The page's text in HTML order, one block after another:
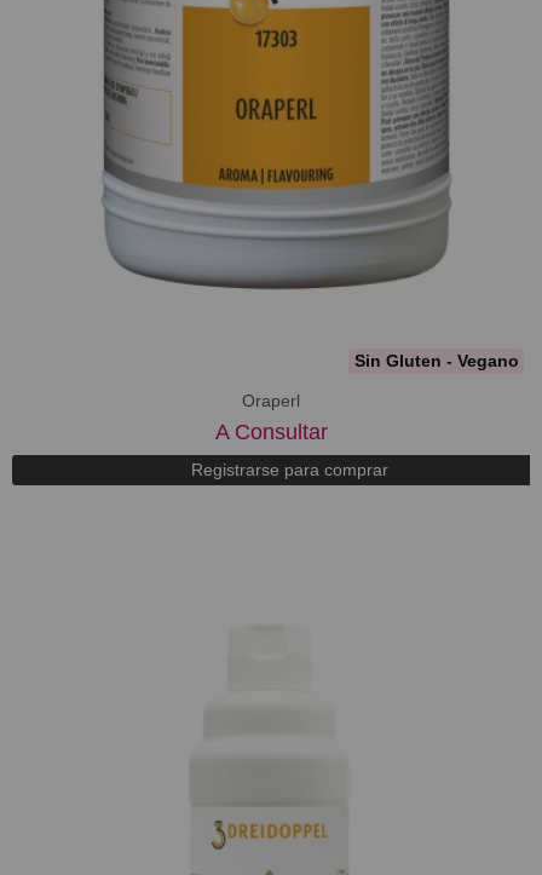
Sin Gluten - Vegano
Oraperl
A Consultar
Registrarse para comprar